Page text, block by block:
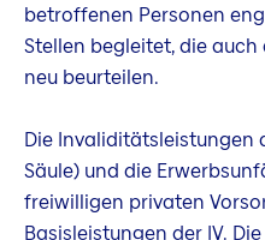
betroffenen Personen
Stellen begleitet, die
neu beurteilen.
Die Invaliditätsleistungen
Säule) und die
freiwilligen privaten
Basisleistungen der IV.